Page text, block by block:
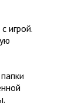
игрой.